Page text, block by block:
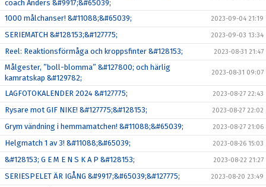
coach Anders &#9917;&#65039;
1000 målchanser! &#11088;&#65039; 2023-09-04 21:19
SERIEMATCH &#128153;&#127775; 2023-09-03 13:34
Reel: Reaktionsförmåga och kroppsfinter &#128153; 2023-08-31 21:47
Målgester, ”boll-blomma” &#127800; och härlig
kamratskap &#129782;
2023-08-31 09:07
LAGFOTOKALENDER 2024 &#127775; 2023-08-27 22:43
Rysare mot GIF NIKE! &#127775;&#128153; 2023-08-27 22:02
Grym vändning i hemmamatchen! &#11088;&#65039; 2023-08-27 21:06
Helgmatch 1 av 3! &#11088;&#65039; 2023-08-26 15:03
&#128153; G E M E N S K A P &#128153; 2023-08-22 21:27
SERIESPELET ÄR IGÅNG &#9917;&#65039;&#127775; 2023-08-20 23:49